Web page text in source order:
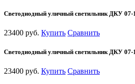
Светодиодный уличный светильник ДКУ
23400 руб. Купить Сравнить
Светодиодный уличный светильник ДКУ 07-
23400 руб. Купить Сравнить